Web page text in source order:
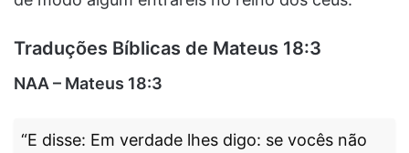
Traduções Bíblicas de Mateus 18:3
NAA – Mateus 18:3
“E disse: Em verdade lhes digo: se vocês não